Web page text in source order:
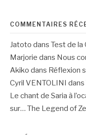
COMMENTAIRES
Jatoto dans Test de
Marjorie dans Nous
Akiko dans Réflexion
Cyril VENTOLINI
dans
Le chant de Saria à
sur… The Legend of